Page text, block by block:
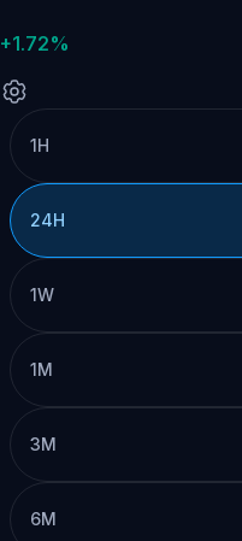
+1.72%
1H
24H
1W
1M
3M
6M